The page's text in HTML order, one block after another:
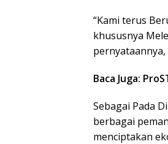
“Kami terus
khususnya
pernyataannya,
Baca Juga:
Sebagai Pada
berbagai
menciptakan